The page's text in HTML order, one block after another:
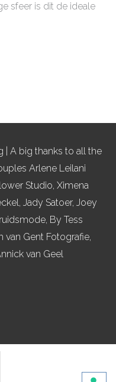
sfeer is dit de ideale
| A big thanks to all the
Arlene Leilani
Studio, Ximena
Jady Satoer, Joey
By Tess
van Gent Fotografie,
van Geel